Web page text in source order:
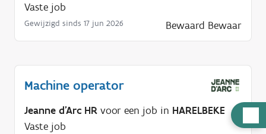
u
Vaste job
Gewijzigd sinds 17 jun 2026 Bewaard Bewaar
Machine operator
Jeanne d'Arc HR voor een job in HARELBEKE
Vaste job